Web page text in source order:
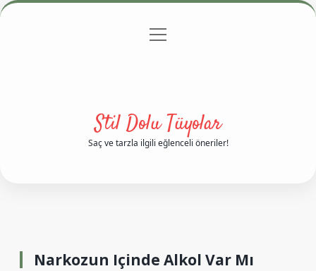
Gizlilik Politikası
menüyü
Stil Dolu Tüyolar
Saç ve tarzla ilgili eğlenceli öneriler!
Narkozun Içinde Alkol Var Mı